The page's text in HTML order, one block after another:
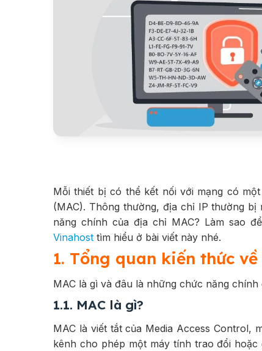
Mỗi thiết bị có thể kết nối với mạng có
(MAC). Thông thường, địa chỉ IP thường bị
năng chính của địa chỉ MAC? Làm sao
Vinahost tìm hiểu ở bài viết này nhé.
1. Tổng quan kiến thức về
MAC là gì và đâu là những chức năng
1.1. MAC là gì?
MAC là viết tắt của Media Access
kênh cho phép một máy tính trao đổi